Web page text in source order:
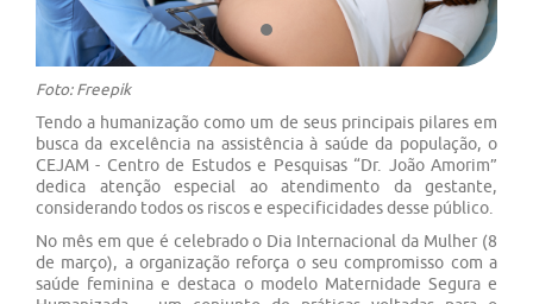
Foto: Freepik
Tendo a humanização como um de seus principais pilares em
busca da excelência na assistência à saúde da população, o
CEJAM - Centro de Estudos e Pesquisas “Dr. João Amorim”
dedica atenção especial ao atendimento da gestante,
considerando todos os riscos e especificidades desse público.
No mês em que é celebrado o Dia Internacional da Mulher (8
de março), a organização reforça o seu compromisso com a
saúde feminina e destaca o modelo Maternidade Segura e